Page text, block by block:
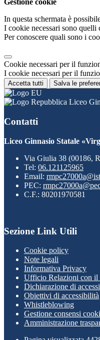
Gestione cookie
In questa schermata è
I cookie necessari sono
Per conoscere quali sono i
Cookie necessari per il
I cookie necessari per il
Accetta tutti Salva le
Liceo
Contatti
Liceo Ginnasio Statale
Via Giulia 38 (00186,
Tel: 06.121125965
Email:
PEC:
C.F.: 80201970581
Sezione Link Utili
Cookie policy
Note legali
Informativa Privacy
Ufficio Relazioni con il
Dichiarazione di
Obiettivi di accessibilità
Whistleblowing
Gestione consensi
Amministrazione